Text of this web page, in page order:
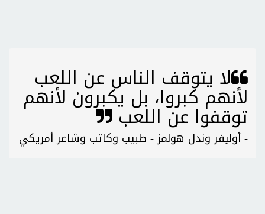
لا يتوقف الناس عن اللعب
لأنهم كبروا، بل يكبرون لأنهم
توقفوا عن اللعب
- أوليفر وندل هولمز - طبيب وكاتب وشاعر أمريكي